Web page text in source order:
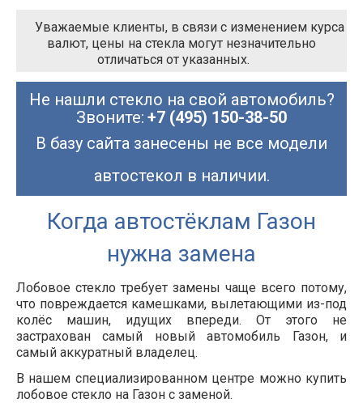
Уважаемые клиенты, в связи с изменением курса
валют, цены на стекла могут незначительно
отличаться от указанных.
Не нашли стекло на свой автомобиль?
Звоните: +7 (495) 150-38-50
В базу сайта занесены не все модели
автостекол в наличии.
Когда автостёклам Газон
нужна замена
Лобовое стекло требует замены чаще всего потому,
что повреждается камешками, вылетающими из-под
колёс машин, идущих впереди. От этого не
застрахован самый новый автомобиль Газон, и
самый аккуратный владелец.
В нашем специализированном центре можно купить
лобовое стекло на Газон с заменой.